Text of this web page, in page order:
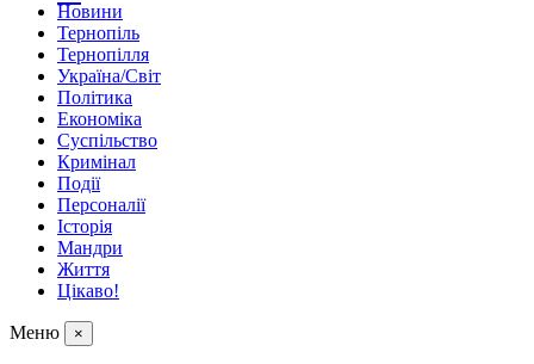
Новини
Тернопіль
Тернопілля
Україна/Світ
Політика
Економіка
Суспільство
Кримінал
Події
Персоналії
Історія
Мандри
Життя
Цікаво!
Меню ×